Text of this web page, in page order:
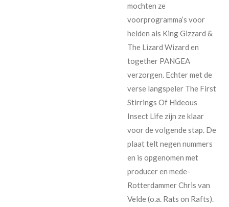
mochten ze
voorprogramma’s voor
helden als King Gizzard &
The Lizard Wizard en
together PANGEA
verzorgen. Echter met de
verse langspeler The First
Stirrings Of Hideous
Insect Life zijn ze klaar
voor de volgende stap. De
plaat telt negen nummers
en is opgenomen met
producer en mede-
Rotterdammer Chris van
Velde (o.a. Rats on Rafts).